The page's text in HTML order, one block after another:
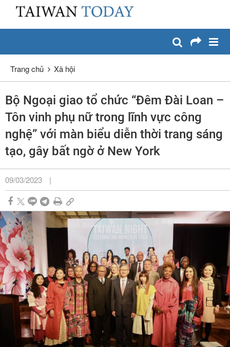
Chuyển đến nội dung chính
Trang chủ Xã hội
Bộ Ngoại giao tổ chức “Đêm Đài Loan –
Tôn vinh phụ nữ trong lĩnh vực công
nghệ” với màn biểu diễn thời trang sáng
tạo, gây bất ngờ ở New York
09/03/2023 |